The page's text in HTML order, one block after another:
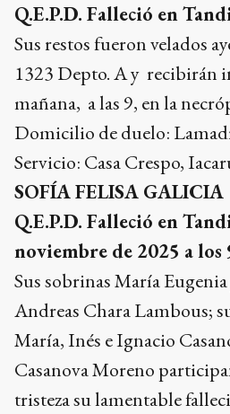
Q.E.P.D. Falleció en
Sus restos fueron velados
1323 Depto. A y recibirán
mañana, a las 9, en la
Domicilio de duelo:
Servicio: Casa Crespo,
SOFÍA FELISA GALICIA
Q.E.P.D. Falleció en
noviembre de 2025 a los
Sus sobrinas María
Andreas Chara Lambous;
María, Inés e Ignacio
Casanova Moreno
tristeza su lamentable